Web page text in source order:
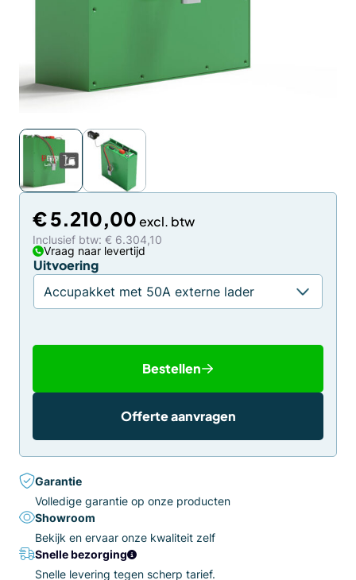
€5.210,00
Inclusief btw: € 6.304,10
Vraag naar levertijd
Uitvoering
Bestellen
Offerte aanvragen
Garantie
Volledige garantie op onze producten
Showroom
Bekijk en ervaar onze kwaliteit zelf
Snelle bezorging
Snelle levering tegen scherp tarief.